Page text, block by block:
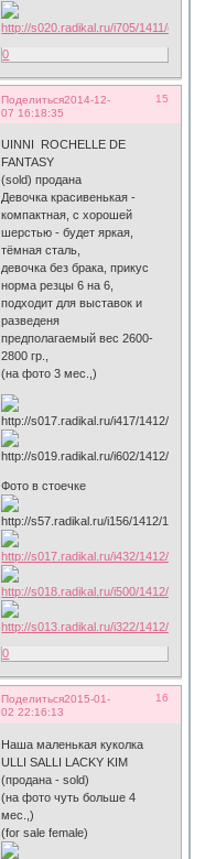
0
Поделиться 15
2014-12-
07 16:18:35
UINNI ROCHELLE DE
FANTASY
(sold) продана
Девочка красивенькая -
компактная, c хорошей
шерстью - будет яркая,
тёмная сталь,
девочка без брака, прикус
норма резцы 6 на 6,
подходит для выставок и
разведеня
предполагаемый вес 2600-
2800 гр.,
(на фото 3 мес.,)
Фото в стоечке
0
Поделиться 16
2015-01-
02 22:16:13
Наша маленькая куколка
ULLI SALLI LACKY KIM
(продана - sold)
(на фотo чуть больше 4
мес.,)
(for sale female)